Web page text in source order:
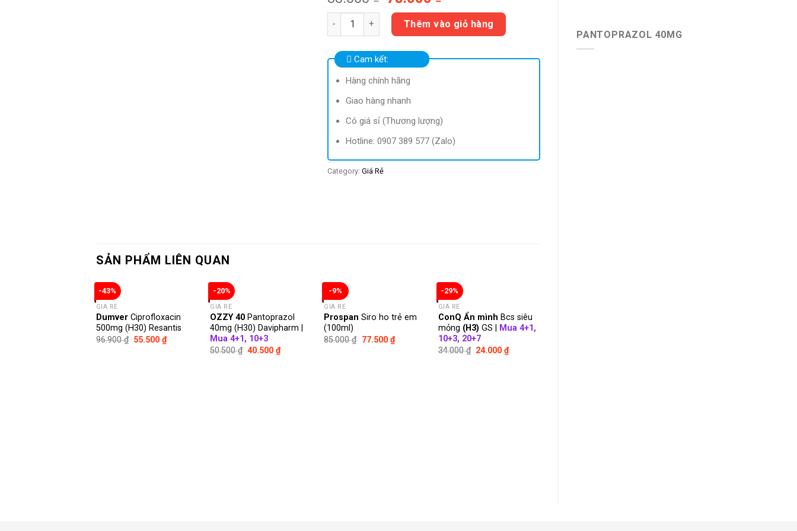
PANTOPRAZOL 40MG
ConQ Ẩn mình Bcs siêu mỏng (H12) GS | Mua 4+1, 10+3, 20+7 quantity
Thêm vào giỏ hàng
Cam kết:
Hàng chính hãng
Giao hàng nhanh
Có giá sỉ (Thương lượng)
Hotline: 0907 389 577 (Zalo)
Category: Giá Rẻ
SẢN PHẨM LIÊN QUAN
-43%
GIÁ RẺ
DumverCiprofloxacin
500mg (H30) Resantis
96.900₫ 55.500₫
-20%
GIÁ RẺ
OZZY 40 Pantoprazol
40mg (H30) Davipharm |
Mua 4+1, 10+3
50.500₫ 40.500₫
-9%
GIÁ RẺ
Prospan Siro ho trẻ em
(100ml)
85.000₫ 77.500 ₫
-29%
GIÁ RẺ
ConQ Ẩn mình Bcs siêu
mỏng (H3) GS |
Mua 4+1,
10+3, 20+7
34.000₫ 24.000 ₫